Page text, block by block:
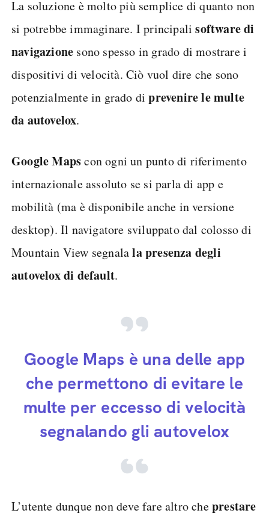
La soluzione è molto più semplice di quanto non
si potrebbe immaginare. I principalisoftware di
navigazione sono spesso in grado di mostrare i
dispositivi di velocità. Ciò vuol dire che sono
potenzialmente in grado diprevenire le multe
da autovelox.
Google Mapscon ogni un punto di riferimento
internazionale assoluto se si parla di app e
mobilità (ma è disponibile anche in versione
desktop). Il navigatore sviluppato dal colosso di
Mountain View segnalala presenza degli
autovelox di default.
Google Maps è una delle app
che permettono di evitare le
multe per eccesso di velocità
segnalando gli autovelox
L’utente dunque non deve fare altro cheprestare